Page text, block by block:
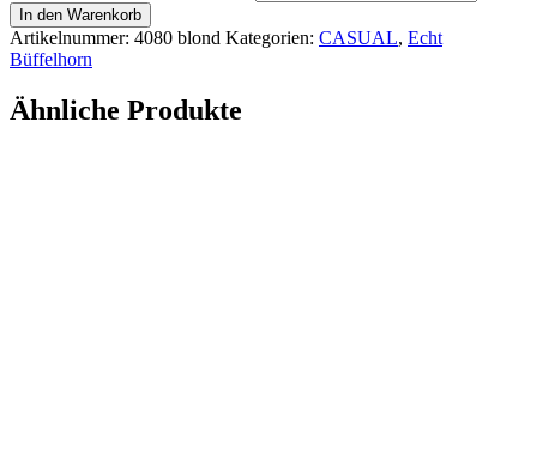
In den Warenkorb
Artikelnummer: 4080 blond Kategorien: CASUAL, Echt
Büffelhorn
Ähnliche Produkte